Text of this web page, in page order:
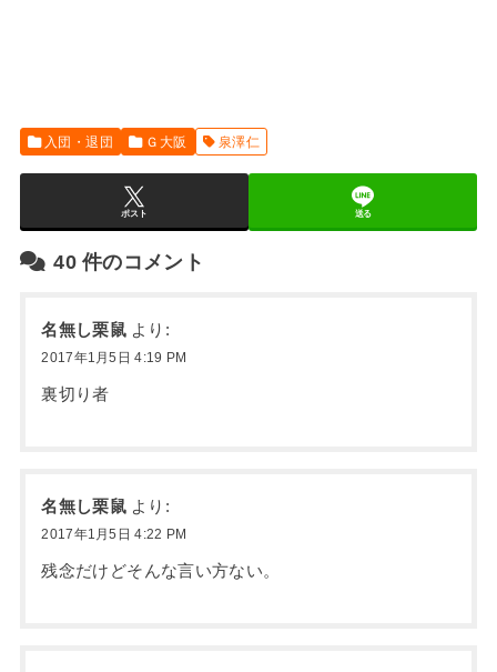
入団・退団 Ｇ大阪 泉澤仁
ポスト 送る
40件のコメント
名無し栗鼠 より:
2017年1月5日 4:19 PM
裏切り者
名無し栗鼠 より:
2017年1月5日 4:22 PM
残念だけどそんな言い方ない。